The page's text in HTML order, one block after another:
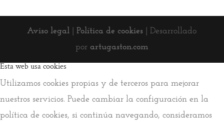
Aviso legal |Política de cookies | Desarrollado
por artugaston.com
Esta web usa cookies
Utilizamos cookies propias y de terceros para mejorar
nuestros servicios. Puede cambiar la configuración en la
política de cookies, si continúa navegando, consideramos